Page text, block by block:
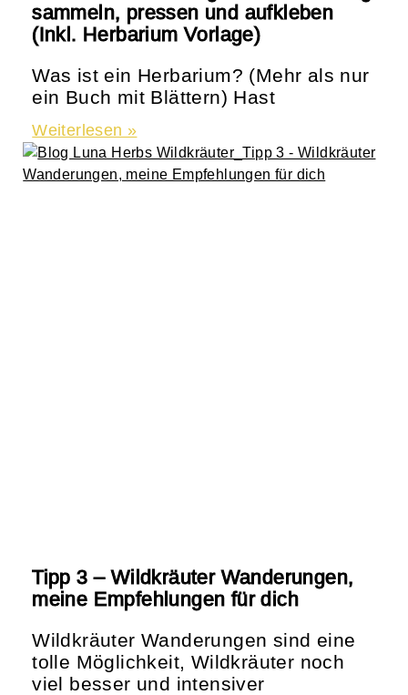
sammeln, pressen und aufkleben
(Inkl. Herbarium Vorlage)
Was ist ein Herbarium? (Mehr als nur
ein Buch mit Blättern) Hast
Weiterlesen »
Tipp 3 – Wildkräuter Wanderungen,
meine Empfehlungen für dich
Wildkräuter Wanderungen sind eine
tolle Möglichkeit, Wildkräuter noch
viel besser und intensiver